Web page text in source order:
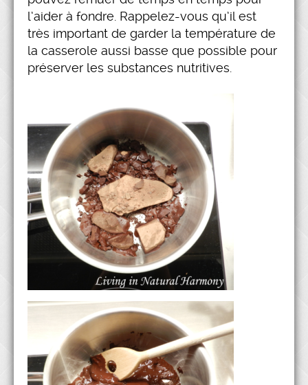
l’aider à fondre. Rappelez-vous qu’il est
très important de garder la température de
la casserole aussi basse que possible pour
préserver les substances nutritives.